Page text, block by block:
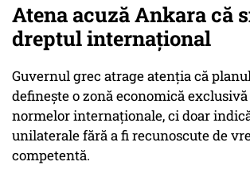
Atena acuză Ankara că
dreptul internațional
Guvernul grec atrage atenția că
definește o zonă economică
normelor internaționale, ci doar
unilaterale fără a fi recunoscute de
competentă.